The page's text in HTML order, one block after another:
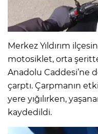
Merkez Yıldırım
motosiklet, orta
Anadolu Caddesi’ne
çarptı. Çarpmanın
yere yığılırken,
kaydedildi.